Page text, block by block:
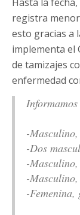
registra
esto gracias a
implementa el
de tamizajes
enfermedad
-
-Dos
-
-
-